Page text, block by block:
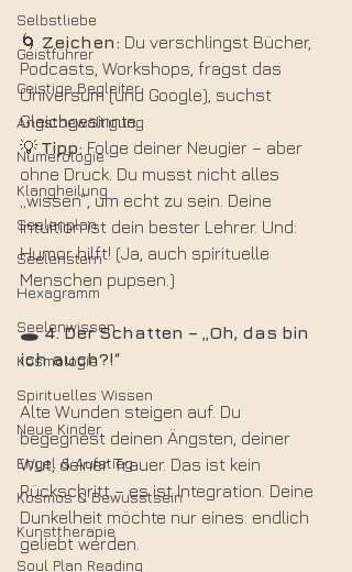
Selbstliebe
Geistführer
Geistige Begleiter
Angstbewältigung
Numerologie
Klangheilung
Seelenplan
Seelenstern
Hexagramm
Seelenwissen
Kosmologie
Spirituelles Wissen
Neue Kinder
Engel & Aufstieg
Kosmos & Bewusstsein
Kunsttherapie
Soul Plan Reading
🌀 Zeichen: Du verschlingst Bücher,
Podcasts, Workshops, fragst das
Universum (und Google), suchst
Gleichgesinnte.
💡 Tipp: Folge deiner Neugier – aber
ohne Druck. Du musst nicht alles
„wissen“, um echt zu sein. Deine
Intuition ist dein bester Lehrer. Und:
Humor hilft! (Ja, auch spirituelle
Menschen pupsen.)
🕳️ 4. Der Schatten – „Oh, das bin
ich auch?!“
Alte Wunden steigen auf. Du
begegnest deinen Ängsten, deiner
Wut, deiner Trauer. Das ist kein
Rückschritt – es ist Integration. Deine
Dunkelheit möchte nur eines: endlich
geliebt werden.